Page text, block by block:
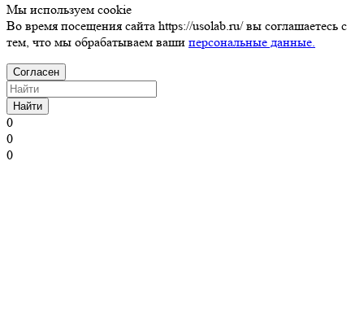
Мы используем cookie
Во время посещения сайта https://usolab.ru/ вы соглашаетесь с
тем, что мы обрабатываем ваши персональные данные.
Согласен
Найти
0
0
0